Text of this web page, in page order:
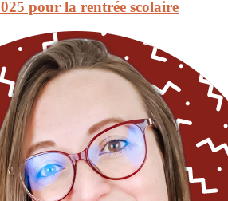
pour la rentrée scolaire